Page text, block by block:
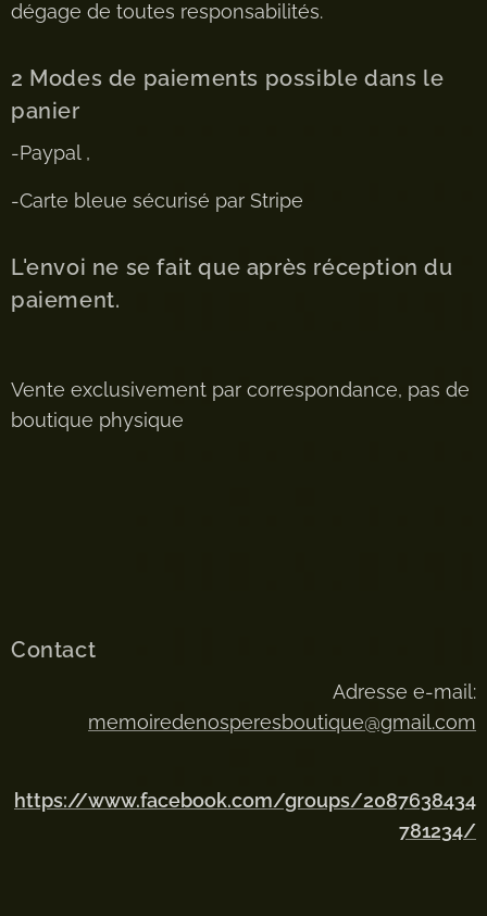
dégage de toutes responsabilités.
2 Modes de paiements possible dans le
panier
-Paypal ,
-Carte bleue sécurisé par Stripe
L'envoi ne se fait que après réception du
paiement.
Vente exclusivement par correspondance, pas de
boutique physique
Contact
Adresse e-mail:
memoiredenosperesboutique@gmail.com
https://www.facebook.com/groups/2087638434
781234/